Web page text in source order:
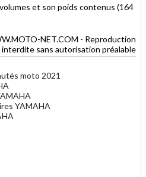
et son poids contenus (164
NET.COM - Reproduction
interdite sans autorisation préalable
moto 2021
YAMAHA